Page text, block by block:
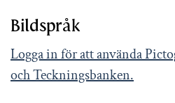
Bildspråk
Logga in för att använda
och Teckningsbanken.